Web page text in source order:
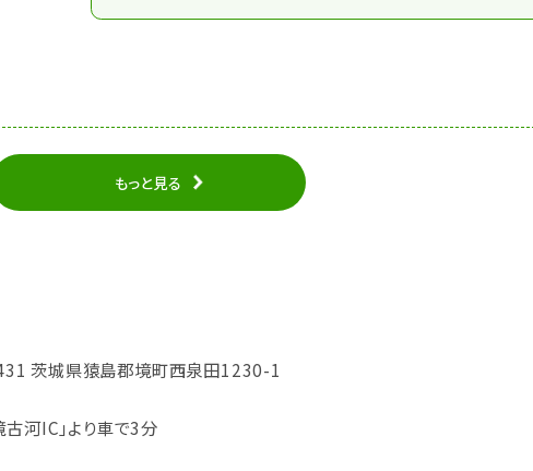
もっと見る
茨城県猿島郡境町西泉田1230-1
古河IC」より車で3分